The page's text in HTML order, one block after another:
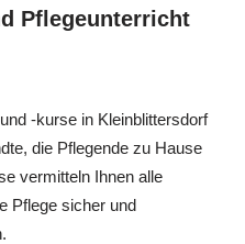
Pflegeunterricht
-kurse in Kleinblittersdorf
die Pflegende zu Hause
vermitteln Ihnen alle
Pflege sicher und